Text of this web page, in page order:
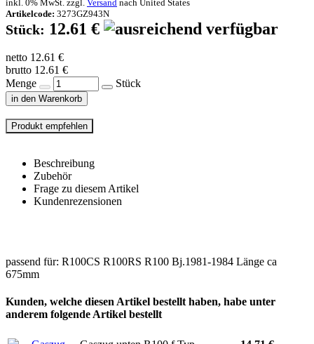
inkl. 0% MwSt. zzgl. Versand nach United States
Artikelcode: 3273GZ943N
Stück: 12.61 €
netto 12.61 €
brutto 12.61 €
Menge
Stück
in den Warenkorb
Beschreibung
Zubehör
Frage zu diesem Artikel
Kundenrezensionen
passend für: R100CS R100RS R100 Bj.1981-1984 Länge ca
675mm
Kunden, welche diesen Artikel bestellt haben, habe unter
anderem folgende Artikel bestellt